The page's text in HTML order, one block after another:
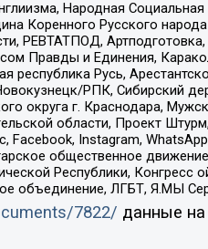
Народная
Коренного Русского
РЕВТАТПОД,
Правды и Единения,
республика Русь,
РПК,
округа г. Краснодара,
области, Проект
Facebook, Instagram,
общественное
Республики,
объединение, ЛГБТ, Я.МЫ
7822/ данные на